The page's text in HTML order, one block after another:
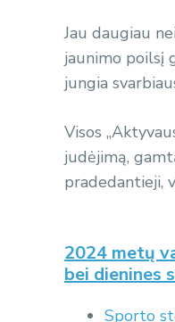
Jau daugiau
jaunimo poilsį
jungia
Visos
judėjimą,
pradedantieji,
2024 metų
bei dienines
Sporto